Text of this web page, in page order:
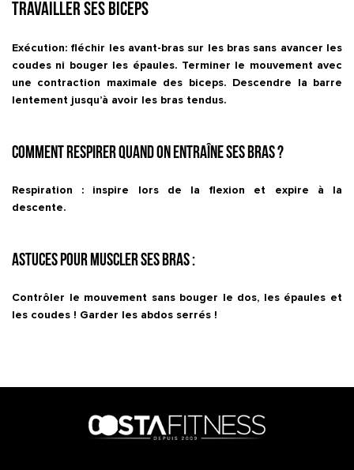
travailler ses biceps
Exécution: fléchir les avant-bras sur les bras sans avancer les
coudes ni bouger les épaules. Terminer le mouvement avec
une contraction maximale des biceps. Descendre la barre
lentement jusqu’à avoir les bras tendus.
Comment respirer quand on entraîne ses bras ?
Respiration : inspire lors de la flexion et expire à la
descente.
Astuces pour muscler ses bras :
Contrôler le mouvement sans bouger le dos, les épaules et
les coudes ! Garder les abdos serrés !